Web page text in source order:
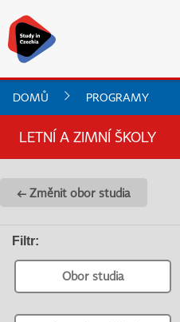
DOMŮ PROGRAMY
LETNÍ A ZIMNÍ ŠKOLY
← Změnit obor studia
Filtr:
Obor studia